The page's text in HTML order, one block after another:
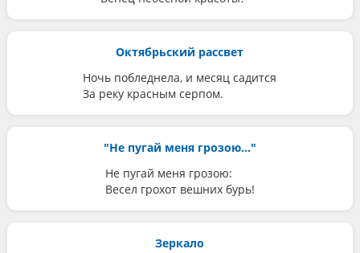
Октябрьский рассвет
Ночь побледнела, и месяц садится
За реку красным серпом.
"Не пугай меня грозою..."
Не пугай меня грозою:
Весел грохот вешних бурь!
Зеркало